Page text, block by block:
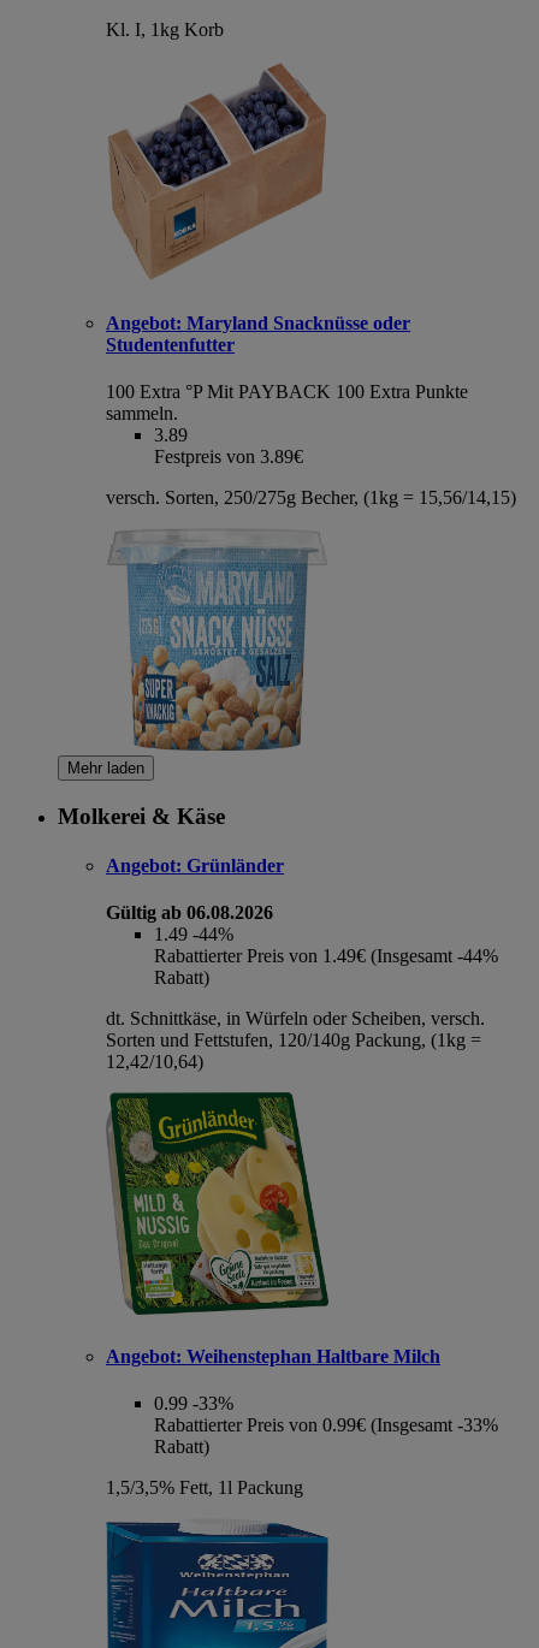
Kl. I, 1kg Korb
Angebot: Maryland Snacknüsse oder
Studentenfutter
100 Extra °P Mit PAYBACK 100 Extra Punkte
sammeln.
3.89
Festpreis von 3.89€
versch. Sorten, 250/275g Becher, (1kg = 15,56/14,15)
Mehr laden
Molkerei & Käse
Angebot: Grünländer
Gültig ab 06.08.2026
1.49 -44%
Rabattierter Preis von 1.49€ (Insgesamt -44%
Rabatt)
dt. Schnittkäse, in Würfeln oder Scheiben, versch.
Sorten und Fettstufen, 120/140g Packung, (1kg =
12,42/10,64)
Angebot: Weihenstephan Haltbare Milch
0.99 -33%
Rabattierter Preis von 0.99€ (Insgesamt -33%
Rabatt)
1,5/3,5% Fett, 1l Packung